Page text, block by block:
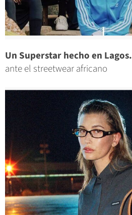
Un Superstar hecho en Lagos.
ante el streetwear africano